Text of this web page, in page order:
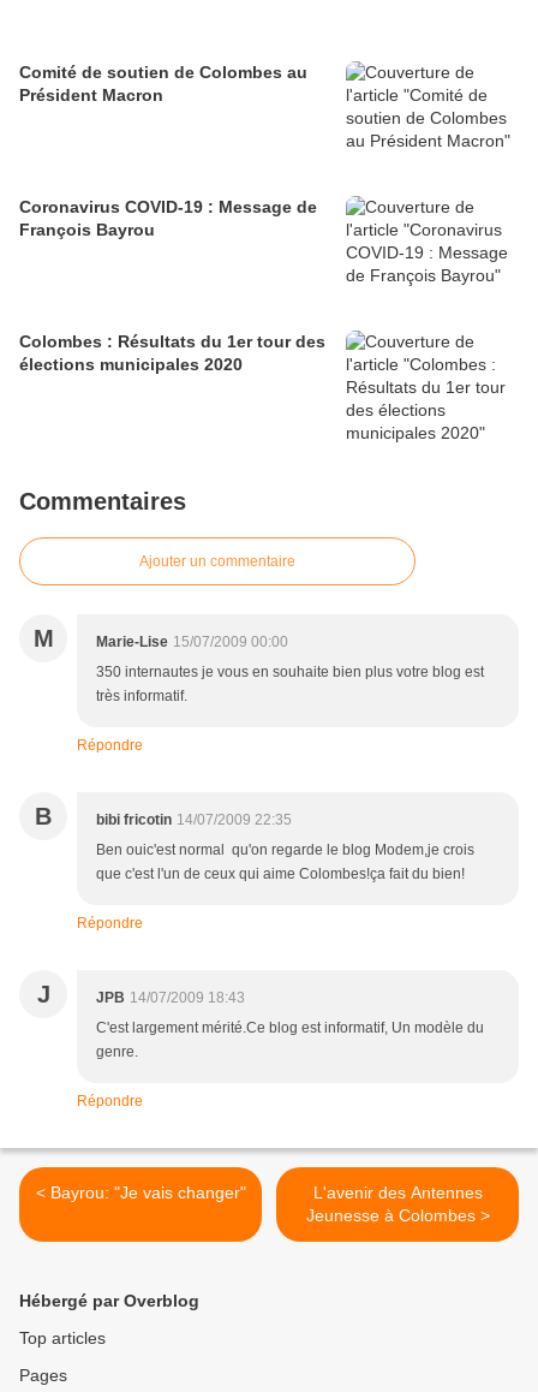
Comité de soutien de Colombes au
Président Macron
Coronavirus COVID-19 : Message de
François Bayrou
Colombes : Résultats du 1er tour des
élections municipales 2020
Commentaires
Ajouter un commentaire
M Marie-Lise 15/07/2009 00:00
350 internautes je vous en souhaite bien plus votre blog est
très informatif.
Répondre
B bibi fricotin 14/07/2009 22:35
Ben ouic'est normal qu'on regarde le blog Modem,je crois
que c'est l'un de ceux qui aime Colombes!ça fait du bien!
Répondre
J JPB 14/07/2009 18:43
C'est largement mérité.Ce blog est informatif, Un modèle du
genre.
Répondre
< Bayrou: "Je vais changer"
L'avenir des Antennes
Jeunesse à Colombes >
Hébergé par Overblog
Top articles
Pages